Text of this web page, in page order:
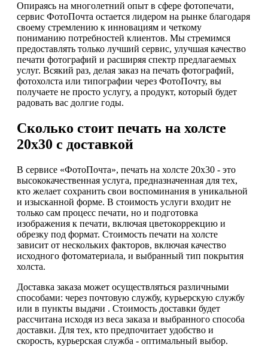
Опираясь на многолетний опыт в сфере фотопечати,
сервис ФотоПочта остается лидером на рынке благодаря
своему стремлению к инновациям и четкому
пониманию потребностей клиентов. Мы стремимся
предоставлять только лучший сервис, улучшая качество
печати фотографий и расширяя спектр предлагаемых
услуг. Всякий раз, делая заказ на печать фотографий,
фотохолста или типографии через ФотоПочту, вы
получаете не просто услугу, а продукт, который будет
радовать вас долгие годы.
Сколько стоит печать на холсте
20х30 с доставкой
В сервисе «ФотоПочта», печать на холсте 20х30 - это
высококачественная услуга, предназначенная для тех,
кто желает сохранить свои воспоминания в уникальной
и изысканной форме. В стоимость услуги входит не
только сам процесс печати, но и подготовка
изображения к печати, включая цветокоррекцию и
обрезку под формат. Стоимость печати на холсте
зависит от нескольких факторов, включая качество
исходного фотоматериала, и выбранный тип покрытия
холста.
Доставка заказа может осуществляться различными
способами: через почтовую службу, курьерскую службу
или в пункты выдачи . Стоимость доставки будет
рассчитана исходя из веса заказа и выбранного способа
доставки. Для тех, кто предпочитает удобство и
скорость, курьерская служба - оптимальный выбор.